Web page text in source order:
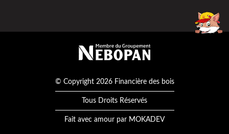
Membre du groupement Nébopan
© Copyright 2026 Financière des bois
Tous Droits Réservés
Fait avec amour par MOKADEV